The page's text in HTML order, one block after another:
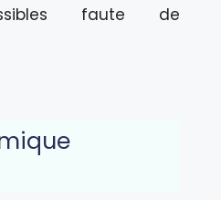
faute de